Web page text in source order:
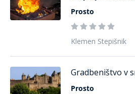
Prosto
Klemen Stepišnik
Gradbeništvo v
Prosto